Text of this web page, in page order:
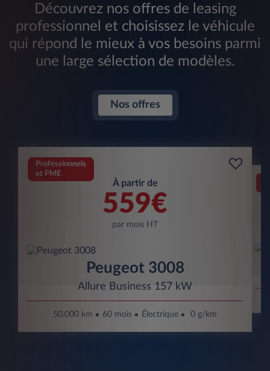
Découvrez nos offres de leasing
professionnel et choisissez le véhicule
qui répond le mieux à vos besoins parmi
une large sélection de modèles.
Nos offres
Professionnels
et PME
À partir de
559€
par mois HT
Peugeot 3008
Allure Business 157 kW
50.000 km 60 mois Électrique 0 g/km